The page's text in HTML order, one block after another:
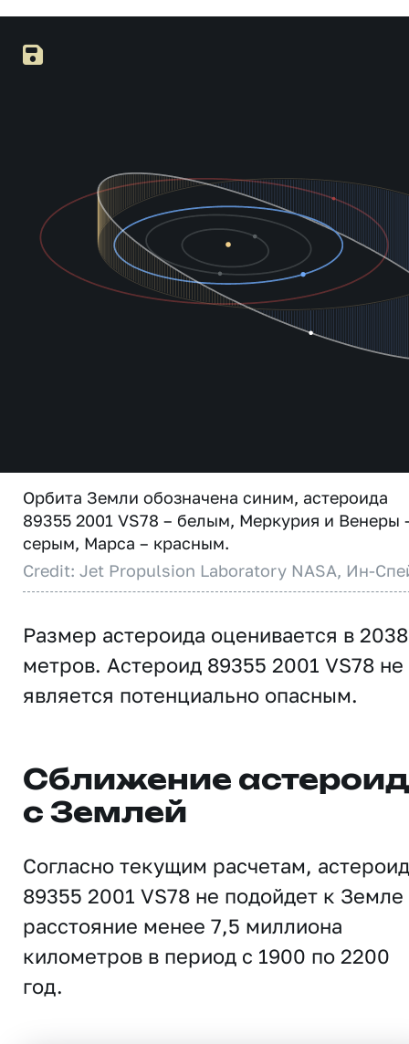
Орбита Земли обозначена синим, астероида
89355 2001 VS78 – белым, Меркурия и Венеры
серым, Марса – красным.
Credit: Jet Propulsion Laboratory NASA, Ин-
Размер астероида оценивается в 2038
метров. Астероид 89355 2001 VS78 не
является потенциально опасным.
Сближение
с Землей
Согласно текущим расчетам, астероид
89355 2001 VS78 не подойдет к Земле
расстояние менее 7,5 миллиона
километров в период с 1900 по 2200
год.